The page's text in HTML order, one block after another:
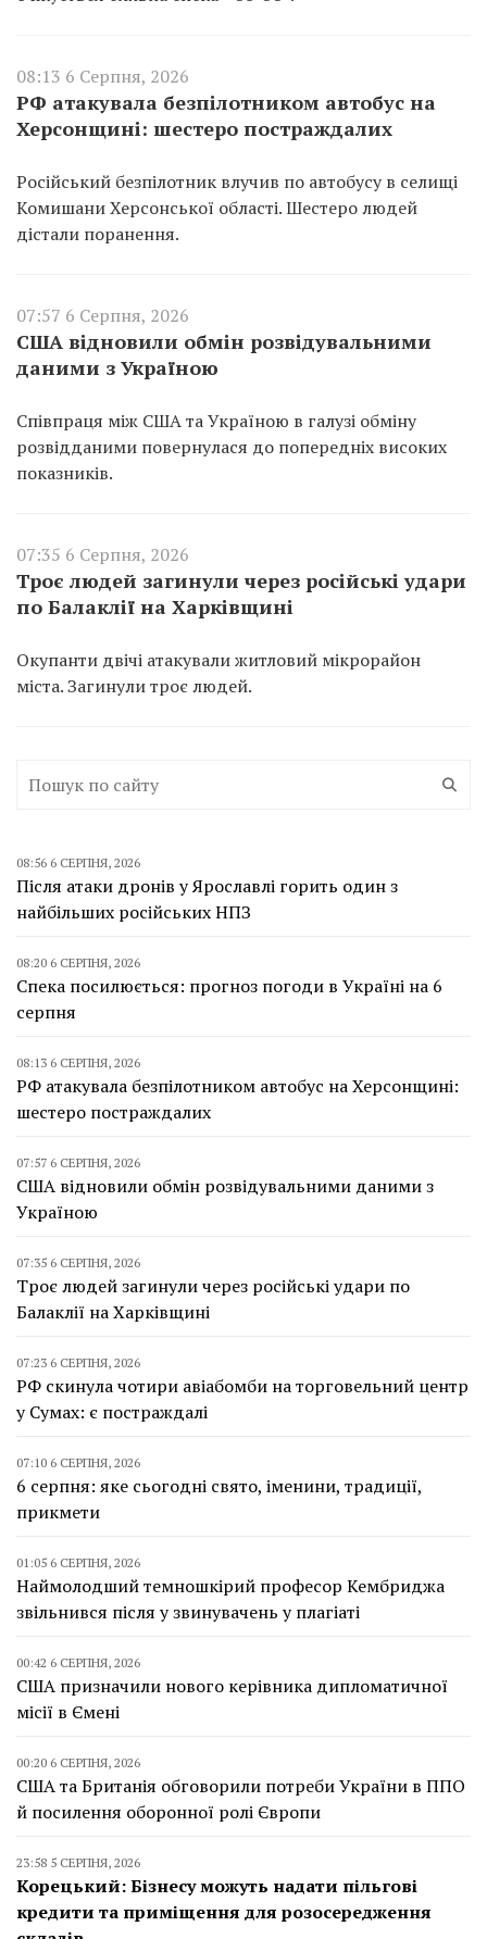
08:13 6 Серпня, 2026
РФ атакувала безпілотником автобус на
Херсонщині: шестеро постраждалих
Російський безпілотник влучив по автобусу в селищі
Комишани Херсонської області. Шестеро людей
дістали поранення.
07:57 6 Серпня, 2026
США відновили обмін розвідувальними
даними з Україною
Співпраця між США та Україною в галузі обміну
розвідданими повернулася до попередніх високих
показників.
07:35 6 Серпня, 2026
Троє людей загинули через російські удари
по Балаклії на Харківщині
Окупанти двічі атакували житловий мікрорайон
міста. Загинули троє людей.
08:56 6 СЕРПНЯ, 2026
Після атаки дронів у Ярославлі горить один з
найбільших російських НПЗ
08:20 6 СЕРПНЯ, 2026
Спека посилюється: прогноз погоди в Україні на 6
серпня
08:13 6 СЕРПНЯ, 2026
РФ атакувала безпілотником автобус на Херсонщині:
шестеро постраждалих
07:57 6 СЕРПНЯ, 2026
США відновили обмін розвідувальними даними з
Україною
07:35 6 СЕРПНЯ, 2026
Троє людей загинули через російські удари по
Балаклії на Харківщині
07:23 6 СЕРПНЯ, 2026
РФ скинула чотири авіабомби на торговельний центр
у Сумах: є постраждалі
07:10 6 СЕРПНЯ, 2026
6 серпня: яке сьогодні свято, іменини, традиції,
прикмети
01:05 6 СЕРПНЯ, 2026
Наймолодший темношкірий професор Кембриджа
звільнився після у звинувачень у плагіаті
00:42 6 СЕРПНЯ, 2026
США призначили нового керівника дипломатичної
місії в Ємені
00:20 6 СЕРПНЯ, 2026
США та Британія обговорили потреби України в ППО
й посилення оборонної ролі Європи
23:58 5 СЕРПНЯ, 2026
Корецький: Бізнесу можуть надати пільгові
кредити та приміщення для розосередження